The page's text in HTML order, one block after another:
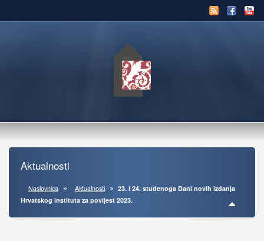
Aktualnosti
Naslovnica Aktualnosti
23. i 24. studenoga Dani novih izdanja
Hrvatskog instituta za povijest 2023.